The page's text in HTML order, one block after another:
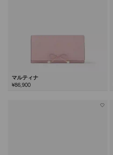
マルティナ
¥86,900